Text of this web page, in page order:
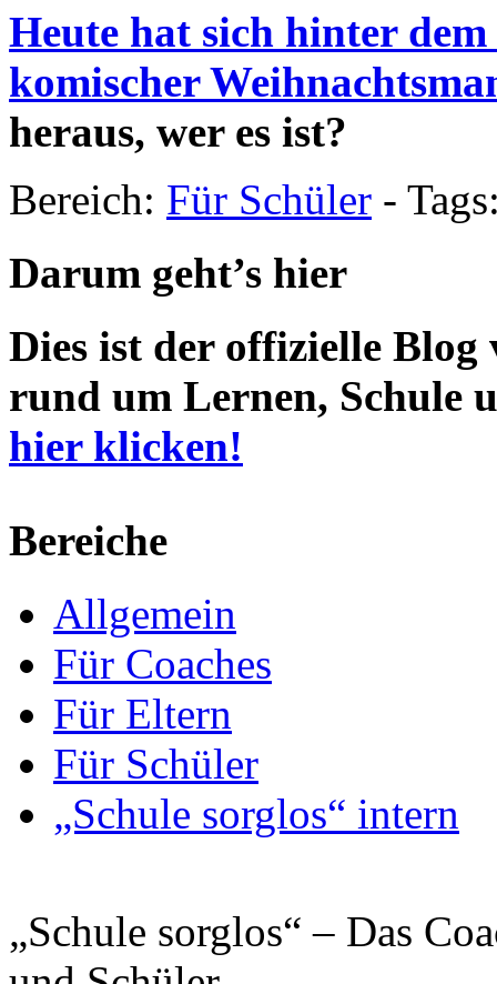
Heute hat sich hinter
komischer
heraus, wer es ist?
Bereich: Für Schüler -
Darum geht’s hier
Dies ist der offizielle
rund um Lernen, Schule
hier klicken!
Bereiche
Allgemein
Für Coaches
Für Eltern
Für Schüler
„Schule sorglos“ intern
„Schule sorglos“ – Das